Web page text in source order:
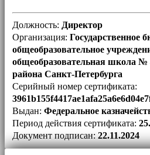
Должность: Директор
Организация: Государственное
общеобразовательное
общеобразовательная школа №
района Санкт-Петербурга
Серийный номер сертификата:
Выдан: Федеральное
Период действия сертификата:
Документ подписан: 22.11.2024